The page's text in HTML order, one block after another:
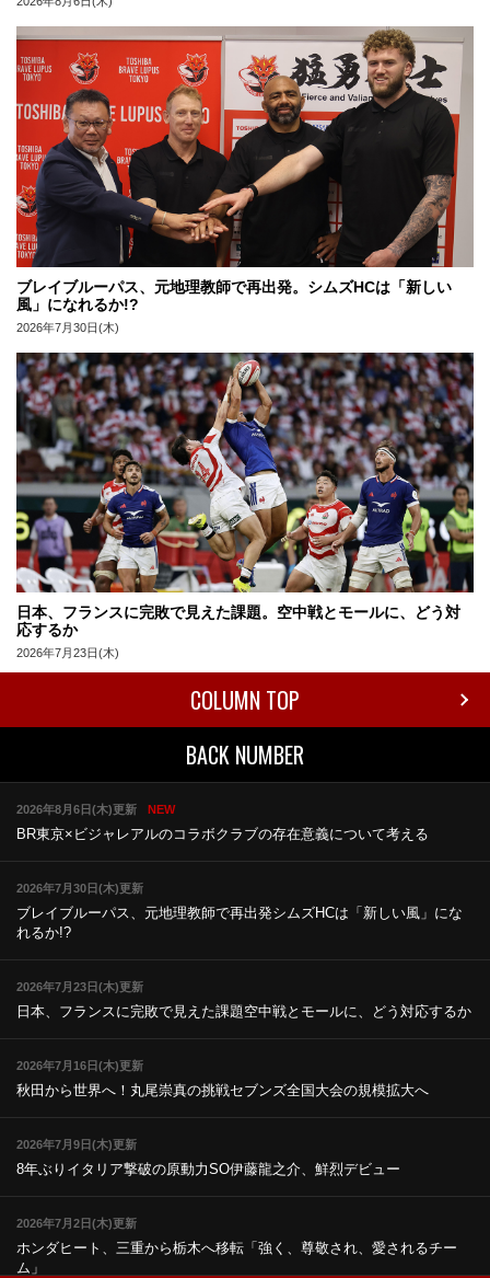
ブレイブルーパス、元地理教師で再出発。シムズHCは「新しい
風」になれるか!?
2026年7月30日(木)
日本、フランスに完敗で見えた課題。空中戦とモールに、どう対
応するか
2026年7月23日(木)
COLUMN TOP
BACK NUMBER
2026年8月6日(木)更新 NEW
BR東京×ビジャレアルのコラボクラブの存在意義について考える
2026年7月30日(木)更新
ブレイブルーパス、元地理教師で再出発シムズHCは「新しい風」にな
れるか!?
2026年7月23日(木)更新
日本、フランスに完敗で見えた課題空中戦とモールに、どう対応するか
2026年7月16日(木)更新
秋田から世界へ！丸尾崇真の挑戦セブンズ全国大会の規模拡大へ
2026年7月9日(木)更新
8年ぶりイタリア撃破の原動力SO伊藤龍之介、鮮烈デビュー
2026年7月2日(木)更新
ホンダヒート、三重から栃木へ移転「強く、尊敬され、愛されるチー
ム」